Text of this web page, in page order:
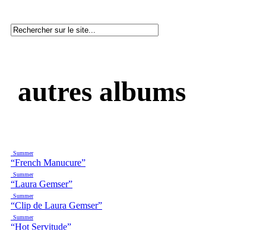
autres albums
Summer
“French Manucure”
Summer
“Laura Gemser”
Summer
“Clip de Laura Gemser”
Summer
“Hot Servitude”